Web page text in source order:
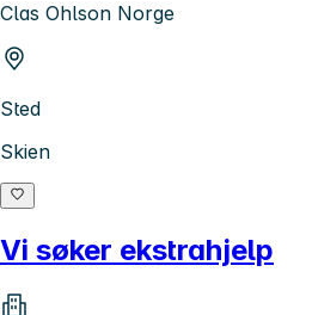
Clas Ohlson Norge
Sted
Skien
Vi søker ekstrahjelp